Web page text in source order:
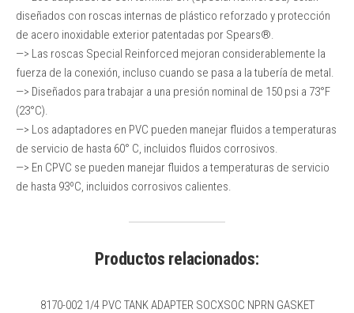
diseñados con roscas internas de plástico reforzado y protección
de acero inoxidable exterior patentadas por Spears®.
—> Las roscas Special Reinforced mejoran considerablemente la
fuerza de la conexión, incluso cuando se pasa a la tubería de metal.
—> Diseñados para trabajar a una presión nominal de 150 psi a 73°F
(23°C).
—> Los adaptadores en PVC pueden manejar fluidos a temperaturas
de servicio de hasta 60° C, incluidos fluidos corrosivos.
—> En CPVC se pueden manejar fluidos a temperaturas de servicio
de hasta 93ºC, incluidos corrosivos calientes.
Productos relacionados:
8170-002 1/4 PVC TANK ADAPTER SOCXSOC NPRN GASKET